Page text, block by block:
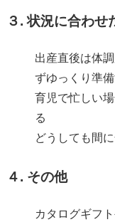
３. 状況に合わせ
出産直後は体
ずゆっくり準
育児で忙しい
る
どうしても間
４. その他
カタログギフ